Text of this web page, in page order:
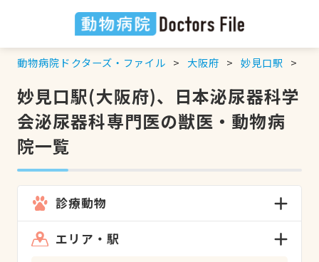
動物病院ドクターズ・ファイル 大阪府 妙見口駅
妙見口駅(大阪府)、日本泌尿器科学
会泌尿器科専門医の獣医・動物病
院一覧
診療動物
エリア・駅